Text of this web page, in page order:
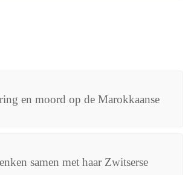
en moord op de Marokkaanse
samen met haar Zwitserse